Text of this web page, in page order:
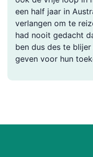
een half jaar in
verlangen om te
had nooit gedacht
ben dus des te
geven voor hun